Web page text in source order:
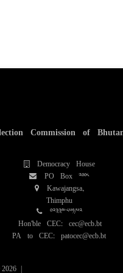
Commission of Bhutan
Democracy House
PO Box 2008
Kawajangsa,
Thimphu
02334851/52
Hon'ble CEC: cec@ecb.bt
PA to CEC: patocec@ecb.bt
2026